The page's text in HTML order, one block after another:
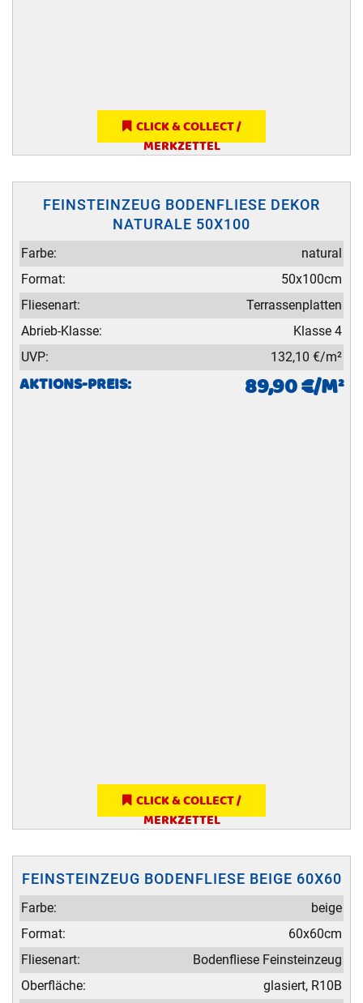
CLICK & COLLECT /
MERKZETTEL
FEINSTEINZEUG BODENFLIESE DEKOR
NATURALE 50X100
Farbe:
natural
Format:
50x100cm
Fliesenart:
Terrassenplatten
Abrieb-Klasse:
Klasse 4
UVP:
132,10 €/m²
AKTIONS-PREIS: 89,90 €/M²
CLICK & COLLECT /
MERKZETTEL
FEINSTEINZEUG BODENFLIESE BEIGE 60X60
Farbe:
beige
Format:
60x60cm
Fliesenart:
Bodenfliese Feinsteinzeug
Oberfläche:
glasiert, R10B